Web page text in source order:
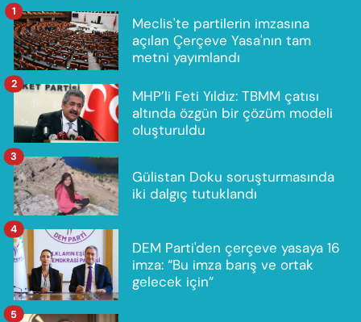
Meclis'te partilerin imzasına
açılan Çerçeve Yasa'nın tam
metni yayımlandı
1
MHP’li Feti Yıldız: TBMM çatısı
altında özgün bir çözüm modeli
oluşturuldu
2
Gülistan Doku soruşturmasında
iki dalgıç tutuklandı
3
DEM Parti'den çerçeve yasaya 16
imza: “Bu imza barış ve ortak
gelecek için”
4
5